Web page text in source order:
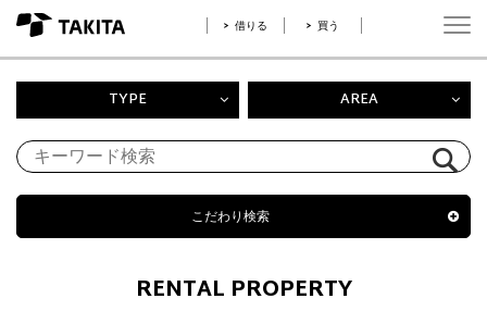
借りる 買う
TYPE AREA
こだわり検索
RENTAL PROPERTY